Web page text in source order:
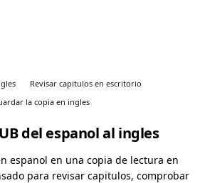
Revisar capitulos en escritorio
la copia en ingles
del espanol al ingles
espanol en una copia de lectura en
para revisar capitulos, comprobar